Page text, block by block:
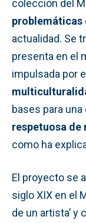
colección del
problemáticas
actualidad. Se
presenta en el
impulsada por
bases para una
respetuosa
como ha
El proyecto se
siglo XIX en el
de un artista’ y